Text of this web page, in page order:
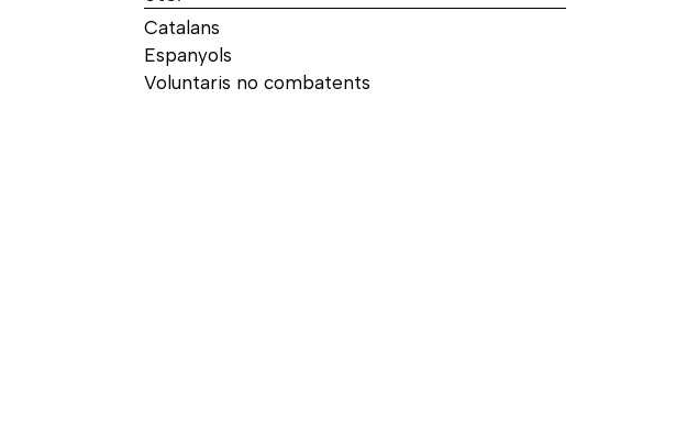
Catalans
Espanyols
Voluntaris no combatents